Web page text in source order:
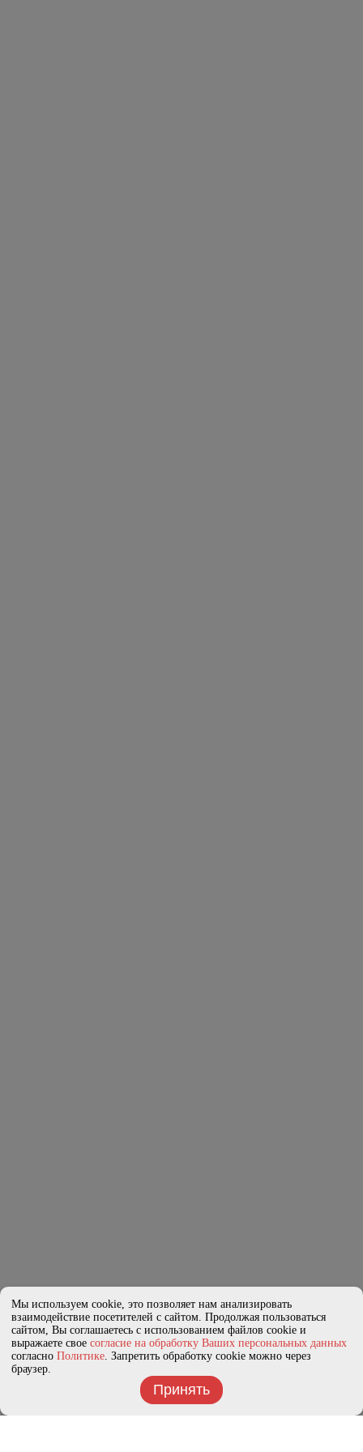
Мы используем cookie, это позволяет нам анализировать
взаимодействие посетителей с сайтом. Продолжая пользоваться
сайтом, Вы соглашаетесь с использованием файлов cookie и
выражаете свое согласие на обработку Ваших персональных данных
согласно Политике. Запретить обработку cookie можно через
браузер.
Принять